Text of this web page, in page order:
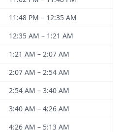
11:48 PM – 12:35 AM
12:35 AM – 1:21 AM
1:21 AM – 2:07 AM
2:07 AM – 2:54 AM
2:54 AM – 3:40 AM
3:40 AM – 4:26 AM
4:26 AM – 5:13 AM